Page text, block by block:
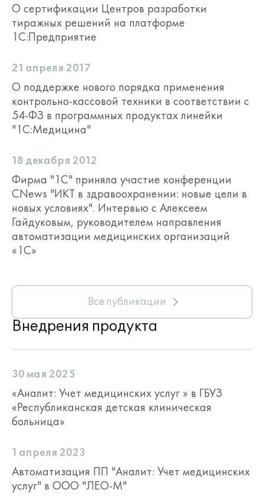
О сертификации Центров разработки
тиражных решений на платформе
1С:Предприятие
21 апреля 2017
О поддержке нового порядка применения
контрольно-кассовой техники в соответствии с
54-ФЗ в программных продуктах линейки
"1С:Медицина"
18 декабря 2012
Фирма "1С" приняла участие конференции
CNews "ИКТ в здравоохранении: новые цели в
новых условиях". Интервью с Алексеем
Гайдуковым, руководителем направления
автоматизации медицинских организаций
«1С»
Все публикации
Внедрения продукта
30 мая 2025
«Аналит: Учет медицинских услуг » в ГБУЗ
«Республиканская детская клиническая
больница»
1 апреля 2023
Автоматизация ПП "Аналит: Учет медицинских
услуг" в ООО "ЛЕО-М"